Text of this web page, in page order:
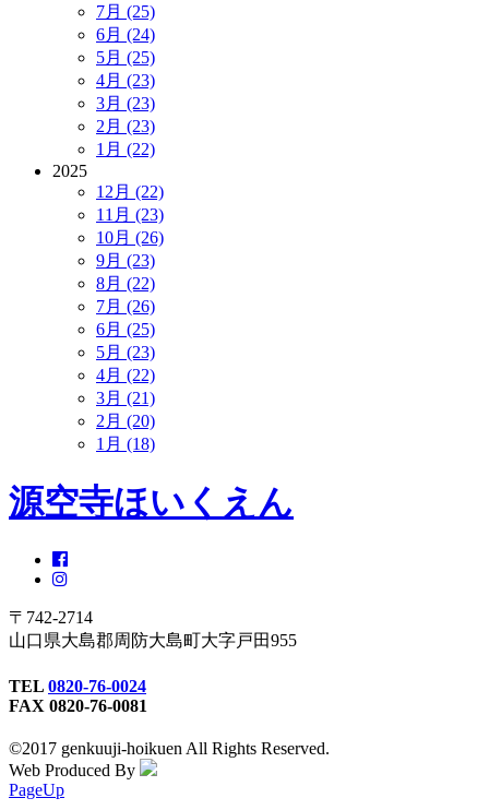
7月 (25)
6月 (24)
5月 (25)
4月 (23)
3月 (23)
2月 (23)
1月 (22)
2025
12月 (22)
11月 (23)
10月 (26)
9月 (23)
8月 (22)
7月 (26)
6月 (25)
5月 (23)
4月 (22)
3月 (21)
2月 (20)
1月 (18)
源空寺ほいくえん
〒742-2714
山口県大島郡周防大島町大字戸田955
TEL 0820-76-0024
FAX 0820-76-0081
©2017 genkuuji-hoikuen All Rights Reserved.
Web Produced By
PageUp